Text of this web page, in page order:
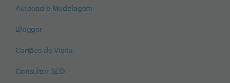
Autocad e Modelagem
Blogger
Cartões de Visita
Consultor SEO